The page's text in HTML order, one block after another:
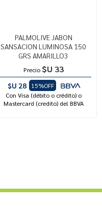
PALMOLIVE JABON
SANSACION LUMINOSA 150
GRS AMARILLO3
Precio $U 33
$U 28
15%OFF
Con Visa (débito o crédito) o
Mastercard (credito) del BBVA